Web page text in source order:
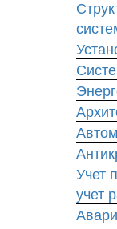
Учет
учет